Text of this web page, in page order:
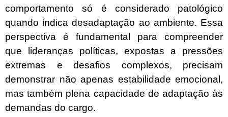
comportamento só é considerado patológico
quando indica desadaptação ao ambiente. Essa
perspectiva é fundamental para compreender
que lideranças políticas, expostas a pressões
extremas e desafios complexos, precisam
demonstrar não apenas estabilidade emocional,
mas também plena capacidade de adaptação às
demandas do cargo.